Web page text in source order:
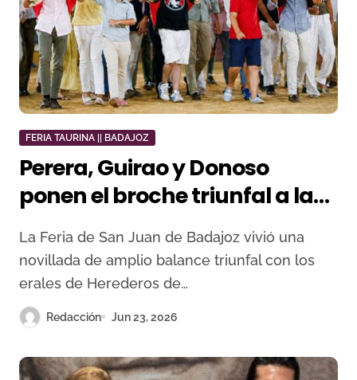
FERIA TAURINA || BADAJOZ
Perera, Guirao y Donoso
ponen el broche triunfal a la
novillada de Badajoz
La Feria de San Juan de Badajoz vivió una
novillada de amplio balance triunfal con los
erales de Herederos de…
Redacción Jun 23, 2026